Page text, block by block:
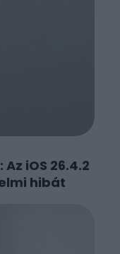
iOS 26.4.2
hibát